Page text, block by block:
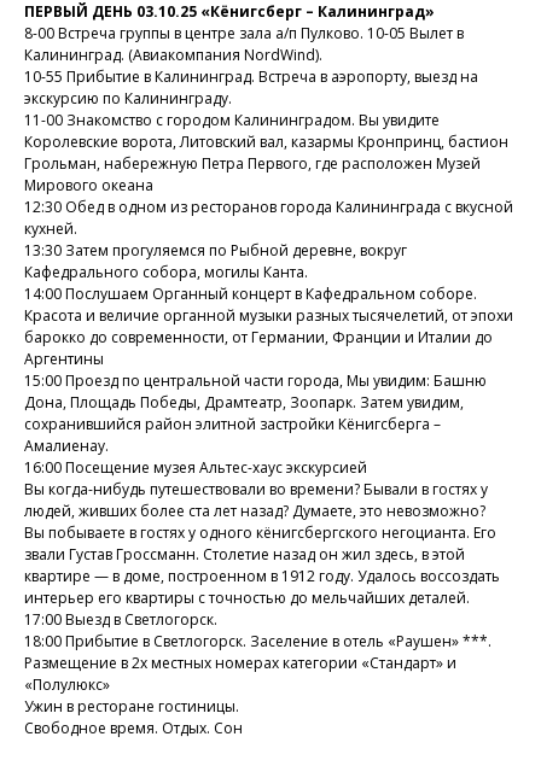
ПЕРВЫЙ ДЕНЬ 03.10.25 «Кёнигсберг – Калининград»
8-00 Встреча группы в центре зала а/п Пулково. 10-05 Вылет в
Калининград. (Авиакомпания NordWind).
10-55 Прибытие в Калининград. Встреча в аэропорту, выезд на
экскурсию по Калининграду.
11-00 Знакомство с городом Калининградом. Вы увидите
Королевские ворота, Литовский вал, казармы Кронпринц, бастион
Грольман, набережную Петра Первого, где расположен Музей
Мирового океана
12:30 Обед в одном из ресторанов города Калининграда с вкусной
кухней.
13:30 Затем прогуляемся по Рыбной деревне, вокруг
Кафедрального собора, могилы Канта.
14:00 Послушаем Органный концерт в Кафедральном соборе.
Красота и величие органной музыки разных тысячелетий, от эпохи
барокко до современности, от Германии, Франции и Италии до
Аргентины
15:00 Проезд по центральной части города, Мы увидим: Башню
Дона, Площадь Победы, Драмтеатр, Зоопарк. Затем увидим,
сохранившийся район элитной застройки Кёнигсберга –
Амалиенау.
16:00 Посещение музея Альтес-хаус экскурсией
Вы когда-нибудь путешествовали во времени? Бывали в гостях у
людей, живших более ста лет назад? Думаете, это невозможно?
Вы побываете в гостях у одного кёнигсбергского негоцианта. Его
звали Густав Гроссманн. Столетие назад он жил здесь, в этой
квартире — в доме, построенном в 1912 году. Удалось воссоздать
интерьер его квартиры с точностью до мельчайших деталей.
17:00 Выезд в Светлогорск.
18:00 Прибытие в Светлогорск. Заселение в отель «Раушен» ***.
Размещение в 2х местных номерах категории «Стандарт» и
«Полулюкс»
Ужин в ресторане гостиницы.
Свободное время. Отдых. Сон